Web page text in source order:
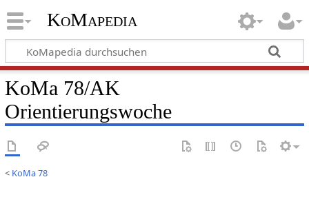
KoMapedia
KoMa 78/AK
Orientierungswoche
< KoMa 78